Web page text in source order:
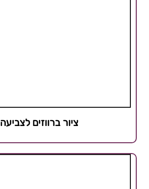
ציור ברווזים לצביעה